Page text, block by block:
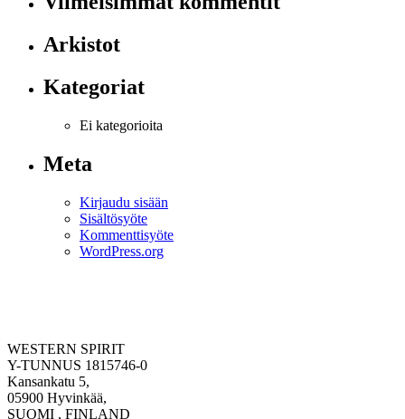
Arkistot
Kategoriat
Ei kategorioita
Meta
Kirjaudu sisään
Sisältösyöte
Kommenttisyöte
WordPress.org
WESTERN SPIRIT
Y-TUNNUS 1815746-0
Kansankatu 5,
05900 Hyvinkää,
SUOMI , FINLAND